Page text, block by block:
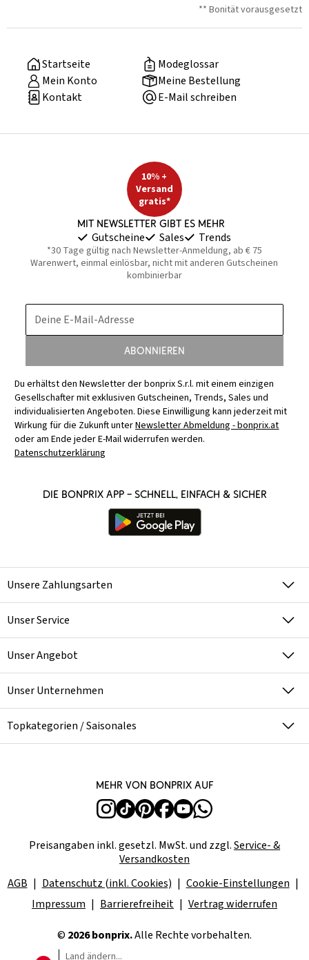
** Bonität vorausgesetzt
Startseite
Modeglossar
Mein Konto
Meine Bestellung
Kontakt
E-Mail schreiben
10% +
Versand
gratis*
Mit Newsletter gibt es mehr
Gutscheine Sales Trends
*30 Tage gültig nach Newsletter-Anmeldung, ab € 75
Warenwert, einmal einlösbar, nicht mit anderen Gutscheinen
kombinierbar
Deine E-Mail-Adresse
Abonnieren
Du erhältst den Newsletter der bonprix S.r.l. mit einem einzigen
Gesellschafter mit exklusiven Gutscheinen, Trends, Sales und
individualisierten Angeboten. Diese Einwilligung kann jederzeit mit
Wirkung für die Zukunft unterNewsletter Abmeldung - bonprix.at
oder am Ende jeder E-Mail widerrufen werden.
Datenschutzerklärung
Die bonprix App – schnell, einfach & sicher
Unsere Zahlungsarten
Unser Service
Unser Angebot
Unser Unternehmen
Topkategorien / Saisonales
Mehr von bonprix auf
Preisangaben inkl. gesetzl. MwSt. und zzgl.Service- &
Versandkosten
AGB
Datenschutz (inkl. Cookies)
Cookie-Einstellungen
Impressum
Barrierefreiheit Vertrag widerrufen
© 2026 bonprix.Alle Rechte vorbehalten.
Land ändern...